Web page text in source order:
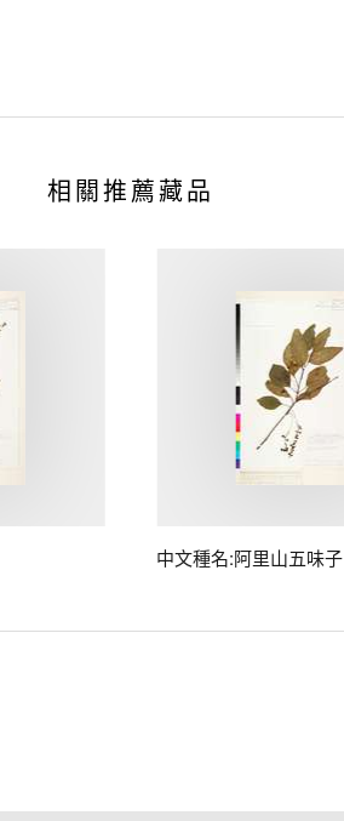
相關推薦藏品
中文種名:阿里山五味子